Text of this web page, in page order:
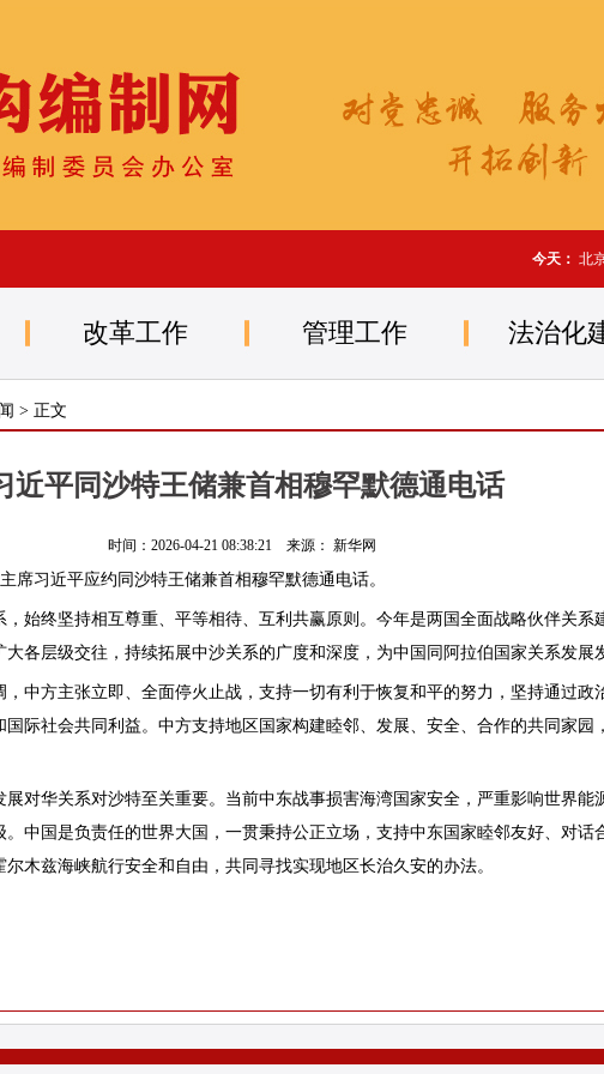
改革工作 管理工作 法治化
> 正文
近平同沙特王储兼首相穆罕默德通电话
时间：2026-04-21 08:38:21 来源： 新华网
习近平应约同沙特王储兼首相穆罕默德通电话。
终坚持相互尊重、平等相待、互利共赢原则。今年是两国全面战略伙伴关系
各层级交往，持续拓展中沙关系的广度和深度，为中国同阿拉伯国家关系发展
方主张立即、全面停火止战，支持一切有利于恢复和平的努力，坚持通过政
际社会共同利益。中方支持地区国家构建睦邻、发展、安全、合作的共同家园
华关系对沙特至关重要。当前中东战事损害海湾国家安全，严重影响世界能
中国是负责任的世界大国，一贯秉持公正立场，支持中东国家睦邻友好、对话
木兹海峡航行安全和自由，共同寻找实现地区长治久安的办法。